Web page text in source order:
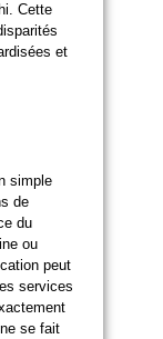
Cette
et
simple
de
du
ou
peut
services
se fait